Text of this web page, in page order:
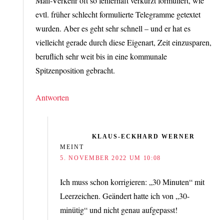
evtl. früher schlecht formulierte Telegramme getextet
wurden. Aber es geht sehr schnell – und er hat es
vielleicht gerade durch diese Eigenart, Zeit einzusparen,
beruflich sehr weit bis in eine kommunale
Spitzenposition gebracht.
Antworten
KLAUS-ECKHARD WERNER
MEINT
5. NOVEMBER 2022 UM 10:08
Ich muss schon korrigieren: „30 Minuten“ mit
Leerzeichen. Geändert hatte ich von „30-
minütig“ und nicht genau aufgepasst!